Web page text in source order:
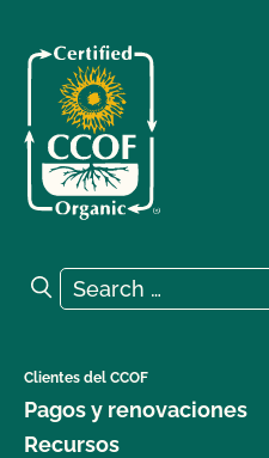
Search for:
Search
Clientes del CCOF
Pagos y renovaciones
Recursos